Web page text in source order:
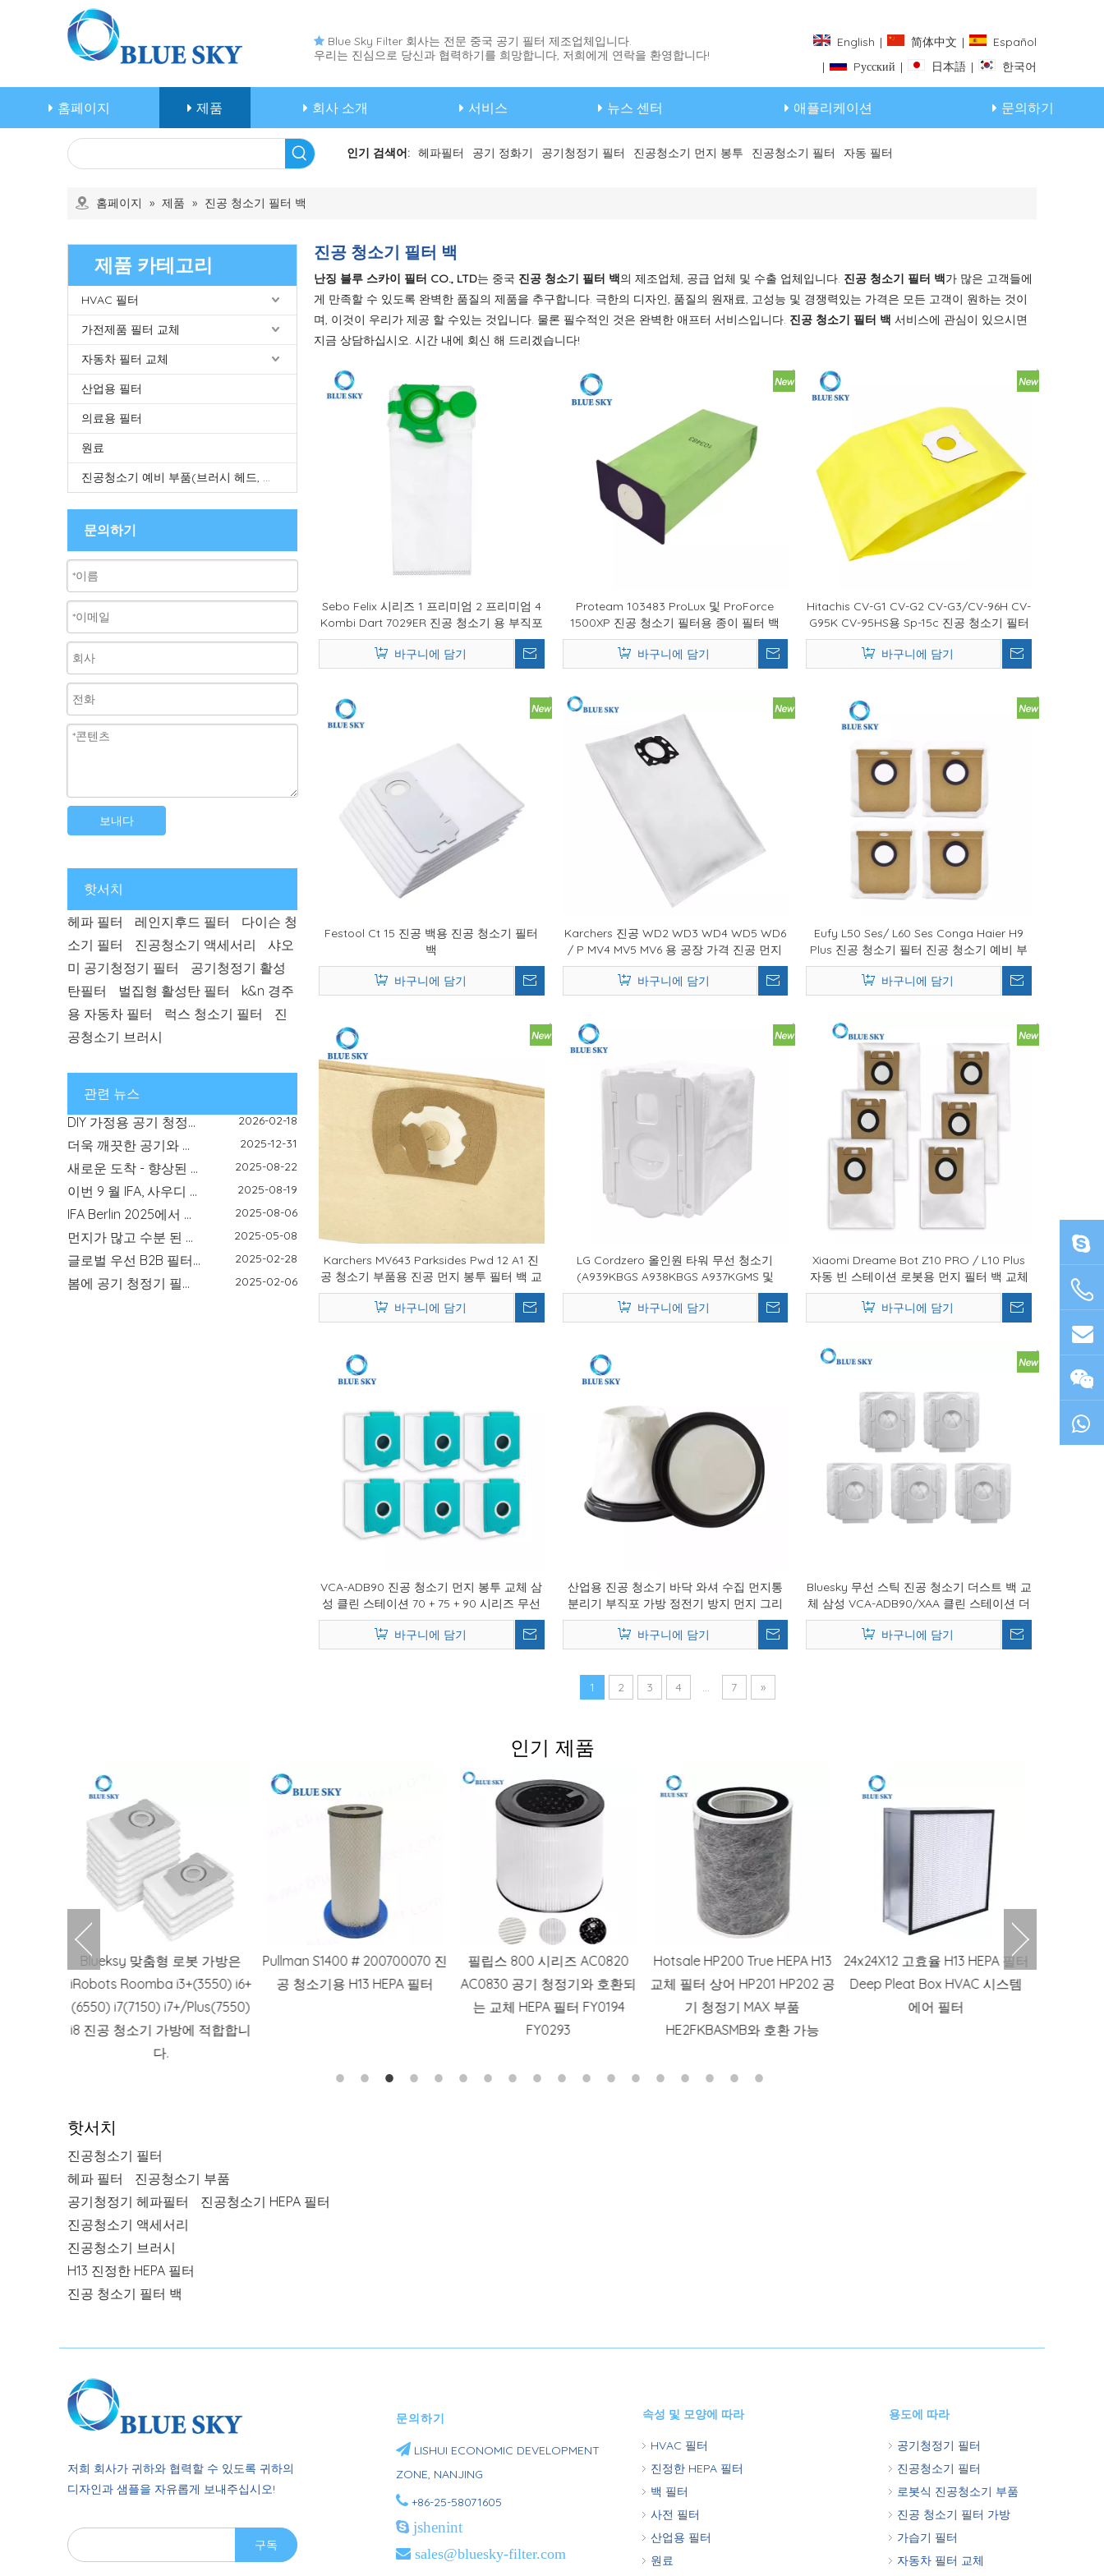
 Blue Sky Filter 회사는 전문 중국 공기 필터 제조업체입니다.
우리는 진심으로 당신과 협력하기를 희망합니다, 저희에게 연락을 환영합니다!
English | 简体中文 |
Español
|
Pусский | 日本語 | 한국어
홈페이지 제품 회사 소개 서비스 뉴스 센터 애플리케이션 문의하기
인기 검색어: 헤파필터 공기 정화기 공기청정기 필터 진공청소기 먼지 봉투 진공청소기 필터 자동 필터
홈페이지 » 제품 » 진공 청소기 필터 백
제품 카테고리
HVAC 필터
가전제품 필터 교체
자동차 필터 교체
산업용 필터
의료용 필터
원료
진공청소기 예비 부품(브러시 헤드, 대걸레 헤드, 걸레 천, 튜브 등)
문의하기
보내다
핫서치
헤파 필터
레인지후드 필터
다이슨 청
소기 필터
진공청소기 액세서리
샤오
미 공기청정기 필터
공기청정기 활성
탄필터
벌집형 활성탄 필터
k&n 경주
용 자동차 필터
럭스 청소기 필터
진
공청소기 브러시
관련 뉴스
습식 건식 바닥 청소기 냄새 제어 가이드: 더러운 물 탱크 냄새, 필터 및 탈취 모듈 2026-07-03
더욱 깨끗한 공기와 믿을 수 있는 필터 솔루션으로 새해를 시작하세요
이번 9 월 IFA, 사우디 인프라 엑스포 및 Global Sources Electronics에서 만나
IFA Berlin 2025에서 우리를 만나기 (Blue Sky Filter) - 신뢰할 수있는 필터 제조업체가 전시 중입니다.
먼지가 많고 수분 된 실외 환경에서 실내 공기 필터가 필수적인 이유
봄에 공기 청정기 필터 교체의 중요성
진공 청소기 필터 백
난징 블루 스카이 필터 CO., LTD는 중국 진공 청소기 필터 백의 제조업체, 공급 업체 및 수출 업체입니다. 진공 청소기 필터 백가 많은 고객들에
게 만족할 수 있도록 완벽한 품질의 제품을 추구합니다. 극한의 디자인, 품질의 원재료, 고성능 및 경쟁력있는 가격은 모든 고객이 원하는 것이
며, 이것이 우리가 제공 할 수있는 것입니다. 물론 필수적인 것은 완벽한 애프터 서비스입니다. 진공 청소기 필터 백 서비스에 관심이 있으시면
지금 상담하십시오. 시간 내에 회신 해 드리겠습니다!
Sebo Felix 시리즈 1 프리미엄 2 프리미엄 4
Kombi Dart 7029ER 진공 청소기 용 부직포
필터 백 86333980
바구니에 담기
Proteam 103483 ProLux 및 ProForce
1500XP 진공 청소기 필터용 종이 필터 백
바구니에 담기
Hitachis CV-G1 CV-G2 CV-G3/CV-96H CV-
G95K CV-95HS용 Sp-15c 진공 청소기 필터
백
바구니에 담기
Festool Ct 15 진공 백용 진공 청소기 필터
백
바구니에 담기
Karchers 진공 WD2 WD3 WD4 WD5 WD6
/ P MV4 MV5 MV6 용 공장 가격 진공 먼지
필터 백 교체
바구니에 담기
Eufy L50 Ses/ L60 Ses Conga Haier H9
Plus 진공 청소기 필터 진공 청소기 예비 부
품 용 진공 먼지 필터 백
바구니에 담기
Karchers MV643 Parksides Pwd 12 A1 진
공 청소기 부품용 진공 먼지 봉투 필터 백 교
체
바구니에 담기
LG Cordzero 올인원 타워 무선 청소기
(A939KBGS A938KBGS A937KGMS 및
A949KTMS)용 LG 진공청소기 필터백 교체
용 먼지 봉투
바구니에 담기
Xiaomi Dreame Bot Z10 PRO / L10 Plus
자동 빈 스테이션 로봇용 먼지 필터 백 교체
바구니에 담기
VCA-ADB90 진공 청소기 먼지 봉투 교체 삼
성 클린 스테이션 70 + 75 + 90 시리즈 무선
스틱 진공
바구니에 담기
산업용 진공 청소기 바닥 와셔 수집 먼지통
분리기 부직포 가방 정전기 방지 먼지 그리
드 천
바구니에 담기
Bluesky 무선 스틱 진공 청소기 더스트 백 교
체 삼성 VCA-ADB90/XAA 클린 스테이션 더
스트 백
바구니에 담기
1 2 3 4 ... 7 »
인기 제품
Pullman S1400 # 200700070 진
공 청소기용 H13 HEPA 필터
필립스 800 시리즈 AC0820
AC0830 공기 청정기와 호환되
Hotsale HP200 True HEPA H13
교체 필터 상어 HP201 HP202 공
기 청정기 MAX 부품
HE2FKBASMB와 호환 가능
24x24X12 고효율 H13 HEPA 필터
Deep Pleat Box HVAC 시스템
에어 필터
OEM Bluesky H11 H12 진공 청소
기 다이슨 샤오미 Karcher
Electrolux 예비 부품 용 습식 건
핫서치
진공청소기 필터
헤파 필터
진공청소기 부품
공기청정기 헤파필터
진공청소기 HEPA 필터
진공청소기 액세서리
진공청소기 브러시
H13 진정한 HEPA 필터
진공 청소기 필터 백
저희 회사가 귀하와 협력할 수 있도록 귀하의
디자인과 샘플을 자유롭게 보내주십시오!
구독
문의하기
 LISHUI ​​ECONOMIC DEVELOPMENT
ZONE, NANJING
 +86-25-58071605
jshenint
 sales@bluesky-filter.com
속성 및 모양에 따라
HVAC 필터
진정한 HEPA 필터
백 필터
사전 필터
산업용 필터
원료
용도에 따라
공기청정기 필터
진공청소기 필터
로봇식 진공청소기 부품
진공 청소기 필터 가방
가습기 필터
자동차 필터 교체